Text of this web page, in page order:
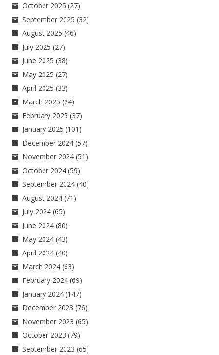
October 2025 (27)
September 2025 (32)
August 2025 (46)
July 2025 (27)
June 2025 (38)
May 2025 (27)
April 2025 (33)
March 2025 (24)
February 2025 (37)
January 2025 (101)
December 2024 (57)
November 2024 (51)
October 2024 (59)
September 2024 (40)
August 2024 (71)
July 2024 (65)
June 2024 (80)
May 2024 (43)
April 2024 (40)
March 2024 (63)
February 2024 (69)
January 2024 (147)
December 2023 (76)
November 2023 (65)
October 2023 (79)
September 2023 (65)